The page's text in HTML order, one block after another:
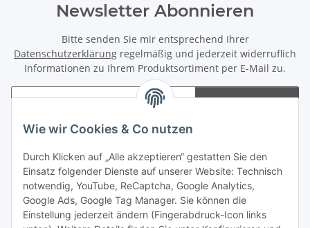
Wie wir Cookies & Co nutzen
Durch Klicken auf „Alle akzeptieren“ gestatten Sie den
Einsatz folgender Dienste auf unserer Website: Technisch
notwendig, YouTube, ReCaptcha, Google Analytics,
Google Ads, Google Tag Manager. Sie können die
Einstellung jederzeit ändern (Fingerabdruck-Icon links
Newsletter Abonnieren
Bitte senden Sie mir entsprechend Ihrer
Datenschutzerklärung regelmäßig und jederzeit widerruflich
Informationen zu Ihrem Produktsortiment per E-Mail zu.
Abonnieren
Newsletter Abonnieren
Informationen
Gesetzliche Informationen